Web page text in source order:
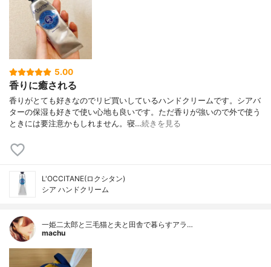
5.00
香りに癒される
香りがとても好きなのでリピ買いしているハンドクリームです。シアバ
ターの保湿も好きで使い心地も良いです。ただ香りが強いので外で使う
ときには要注意かもしれません。寝…続きを見る
L'OCCITANE(ロクシタン)
シア ハンドクリーム
一姫二太郎と三毛猫と夫と田舎で暮らすアラ…
machu